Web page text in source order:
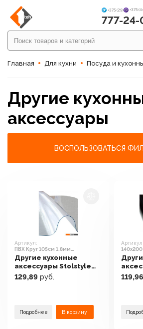
+375 (29) +375
777-24-
Главная Для кухни Посуда и
Другие
аксессуары
ВОСПОЛЬЗОВАТЬСЯ
Артикул:
ПВХ Круг 105см 1.8мм
(рифленый)
Другие кухонные
аксессуары Stolstyle
ПВХ Круг 105см 1.8мм
(рифленый)
129,89 руб.
Подробнее В корзину
Артикул:
119,96